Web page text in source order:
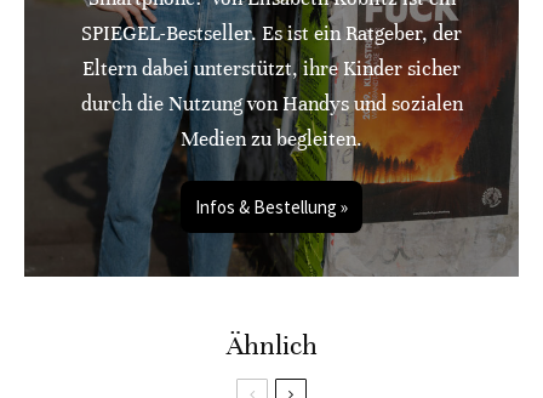
SPIEGEL-Bestseller. Es ist ein Ratgeber, der
Eltern dabei unterstützt, ihre Kinder sicher
durch die Nutzung von Handys und sozialen
Medien zu begleiten.
Infos & Bestellung »
Ähnlich